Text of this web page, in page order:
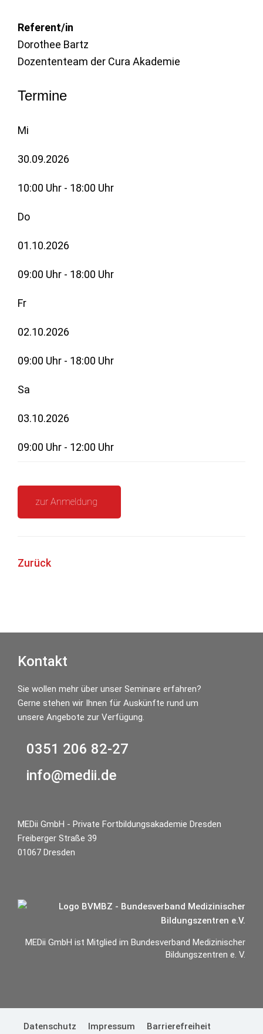
Referent/in
Dorothee Bartz
Dozententeam der Cura Akademie
Termine
Mi
30.09.2026
10:00 Uhr - 18:00 Uhr
Do
01.10.2026
09:00 Uhr - 18:00 Uhr
Fr
02.10.2026
09:00 Uhr - 18:00 Uhr
Sa
03.10.2026
09:00 Uhr - 12:00 Uhr
zur Anmeldung
Zurück
Kontakt
Sie wollen mehr über unser Seminare erfahren?
Gerne stehen wir Ihnen für Auskünfte rund um
unsere Angebote zur Verfügung.
0351 206 82-27
info@medii.de
MEDii GmbH - Private Fortbildungsakademie Dresden
Freiberger Straße 39
01067 Dresden
MEDii GmbH ist Mitglied im Bundesverband Medizinischer
Bildungszentren e. V.
Datenschutz Impressum Barrierefreiheit